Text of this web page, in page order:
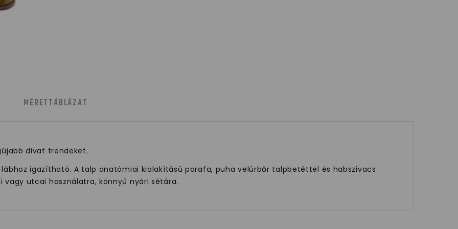
MÉRETTÁBLÁZAT
divat trendeket.
igazítható. A talp anatómiai kialakítású parafa, puha velúrbőr talpbetéttel és habszivacs
utcai használatra, könnyű nyári sétára.